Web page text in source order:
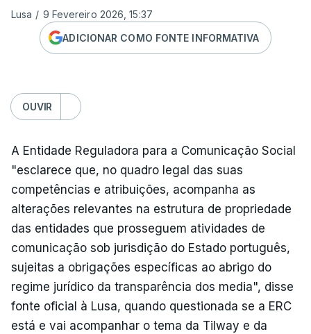
Lusa / 9 Fevereiro 2026, 15:37
ADICIONAR COMO FONTE INFORMATIVA
OUVIR
A Entidade Reguladora para a Comunicação Social
"esclarece que, no quadro legal das suas
competências e atribuições, acompanha as
alterações relevantes na estrutura de propriedade
das entidades que prosseguem atividades de
comunicação sob jurisdição do Estado português,
sujeitas a obrigações específicas ao abrigo do
regime jurídico da transparência dos media", disse
fonte oficial à Lusa, quando questionada se a ERC
está e vai acompanhar o tema da Tilway e da